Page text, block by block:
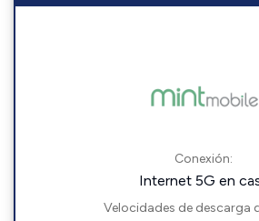
Conexión:
Internet 5G en
Velocidades de descarga